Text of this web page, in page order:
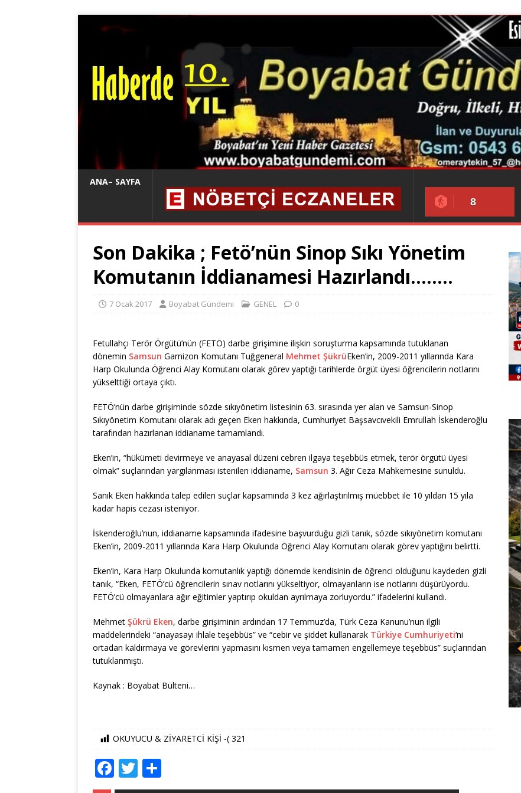
ANA– SAYFA
8
Son Dakika ; Fetö’nün Sinop Sıkı Yönetim
Komutanın İddianamesi Hazırlandı……..
7 Ocak 2017 Boyabat Gündemi GENEL 0
Fetullahçı Terör Örgütü’nün (FETÖ) darbe girişimine ilişkin soruşturma kapsamında tutuklanan
dönemin Samsun Garnizon Komutanı Tuğgeneral Mehmet ŞükrüEken’in, 2009-2011 yıllarında Kara
Harp Okulunda Öğrenci Alay Komutanı olarak görev yaptığı tarihlerde örgüt üyesi öğrencilerin notlarını
yükselttiği ortaya çıktı.
FETÖ’nün darbe girişiminde sözde sıkıyönetim listesinin 63. sırasında yer alan ve Samsun-Sinop
Sıkıyönetim Komutanı olarak adı geçen Eken hakkında, Cumhuriyet Başsavcıvekili Emrullah İskenderoğlu
tarafından hazırlanan iddianame tamamlandı.
Eken’in, “hükümeti devirmeye ve anayasal düzeni cebren ilgaya teşebbüs etmek, terör örgütü üyesi
olmak” suçlarından yargılanması istenilen iddianame, Samsun 3. Ağır Ceza Mahkemesine sunuldu.
Sanık Eken hakkında talep edilen suçlar kapsamında 3 kez ağırlaştırılmış müebbet ile 10 yıldan 15 yıla
kadar hapis cezası isteniyor.
İskenderoğlu’nun, iddianame kapsamında ifadesine başvurduğu gizli tanık, sözde sıkıyönetim komutanı
Eken’in, 2009-2011 yıllarında Kara Harp Okulunda Öğrenci Alay Komutanı olarak görev yaptığını belirtti.
Eken’in, Kara Harp Okulunda komutanlık yaptığı dönemde kendisinin de öğrenci olduğunu kaydeden gizli
tanık, “Eken, FETÖ’cü öğrencilerin sınav notlarını yükseltiyor, olmayanların ise notlarını düşürüyordu.
FETÖ’cü olmayanlara ağır eğitimler yaptırıp okuldan ayrılmaya zorluyordu.” ifadelerini kullandı.
Mehmet Şükrü Eken, darbe girişiminin ardından 17 Temmuz’da, Türk Ceza Kanunu’nun ilgili
maddelerindeki “anayasayı ihlale teşebbüs” ve “cebir ve şiddet kullanarak Türkiye Cumhuriyeti‘ni
ortadan kaldırmaya ve görevlerini yapmasını kısmen veya tamamen engellemeye teşebbüs” suçlarından
tutuklanmıştı.
Kaynak : Boyabat Bülteni…
OKUYUCU & ZİYARETCİ KİŞİ -( 321
F
a
T
w h